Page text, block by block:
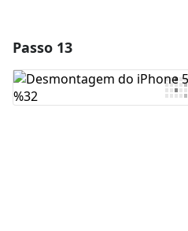
Comentar
Passo 13